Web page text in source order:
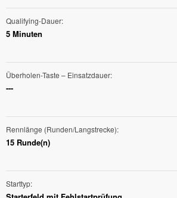
Qualifying-Dauer
5 Minuten
Überholen-Taste – Einsatzdauer
---
Rennlänge (Runden/Langstrecke)
15 Runde(n)
Starttyp